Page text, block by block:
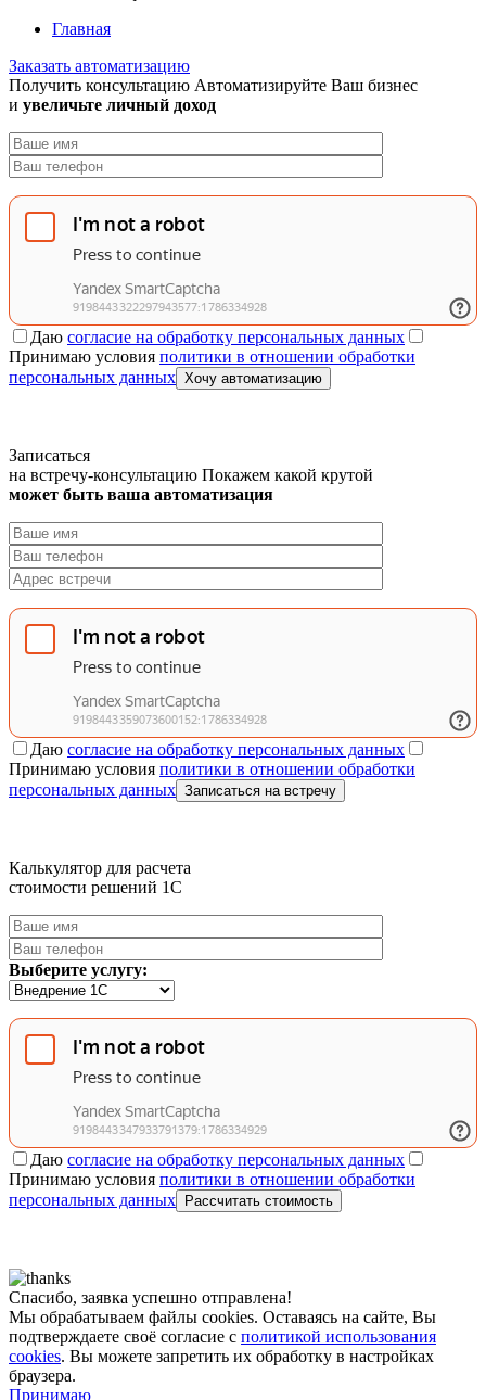
Главная
Заказать автоматизацию
Получить консультацию Автоматизируйте Ваш бизнес
и увеличьте личный доход
Даю согласие на обработку персональных данных
Принимаю условия политики в отношении обработки
персональных данных Хочу автоматизацию
Записаться
на встречу-консультацию Покажем какой крутой
может быть ваша автоматизация
Даю согласие на обработку персональных данных
Принимаю условия политики в отношении обработки
персональных данных Записаться на встречу
Калькулятор для расчета
стоимости решений 1C
Выберите услугу:
Даю согласие на обработку персональных данных
Принимаю условия политики в отношении обработки
персональных данных
Рассчитать стоимость
Спасибо, заявка успешно отправлена!
Мы обрабатываем файлы cookies. Оставаясь на сайте, Вы
подтверждаете своё согласие с политикой использования
cookies. Вы можете запретить их обработку в настройках
браузера.
Принимаю